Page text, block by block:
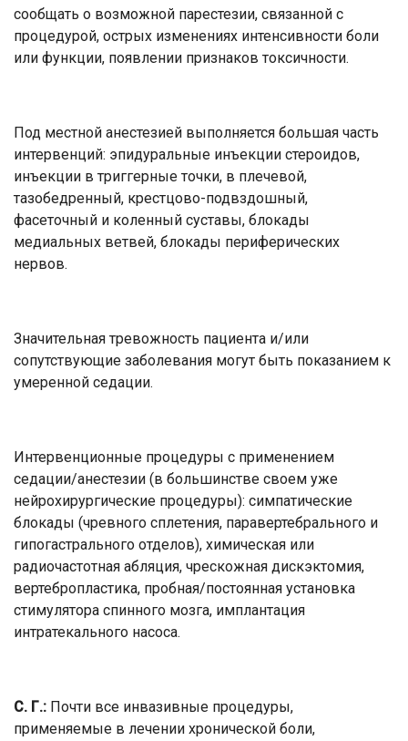
сообщать о возможной парестезии, связанной с
процедурой, острых изменениях интенсивности боли
или функции, появлении признаков токсичности.
Под местной анестезией выполняется большая часть
интервенций: эпидуральные инъекции стероидов,
инъекции в триггерные точки, в плечевой,
тазобедренный, крестцово-подвздошный,
фасеточный и коленный суставы, блокады
медиальных ветвей, блокады периферических
нервов.
Значительная тревожность пациента и/или
сопутствующие заболевания могут быть показанием к
умеренной седации.
Интервенционные процедуры с применением
седации/анестезии (в большинстве своем уже
нейрохирургические процедуры): симпатические
блокады (чревного сплетения, паравертебрального и
гипогастрального отделов), химическая или
радиочастотная абляция, чрескожная дискэктомия,
вертебропластика, пробная/постоянная установка
стимулятора спинного мозга, имплантация
интратекального насоса.
С. Г.: Почти все инвазивные процедуры,
применяемые в лечении хронической боли,